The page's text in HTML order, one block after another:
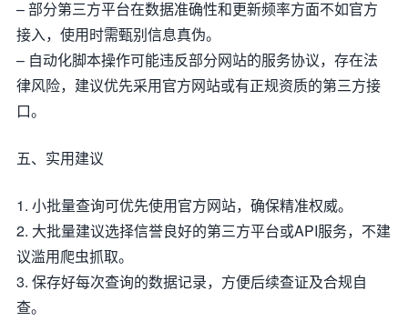
– 部分第三方平台在数据准确性和更新频率方面不如官方
接入，使用时需甄别信息真伪。
– 自动化脚本操作可能违反部分网站的服务协议，存在法
律风险，建议优先采用官方网站或有正规资质的第三方接
口。
五、实用建议
1. 小批量查询可优先使用官方网站，确保精准权威。
2. 大批量建议选择信誉良好的第三方平台或API服务，不建
议滥用爬虫抓取。
3. 保存好每次查询的数据记录，方便后续查证及合规自
查。